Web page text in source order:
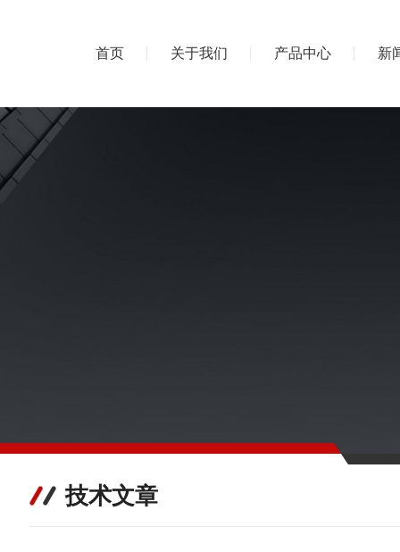
首页 关于我们 产品中心 新
技术文章